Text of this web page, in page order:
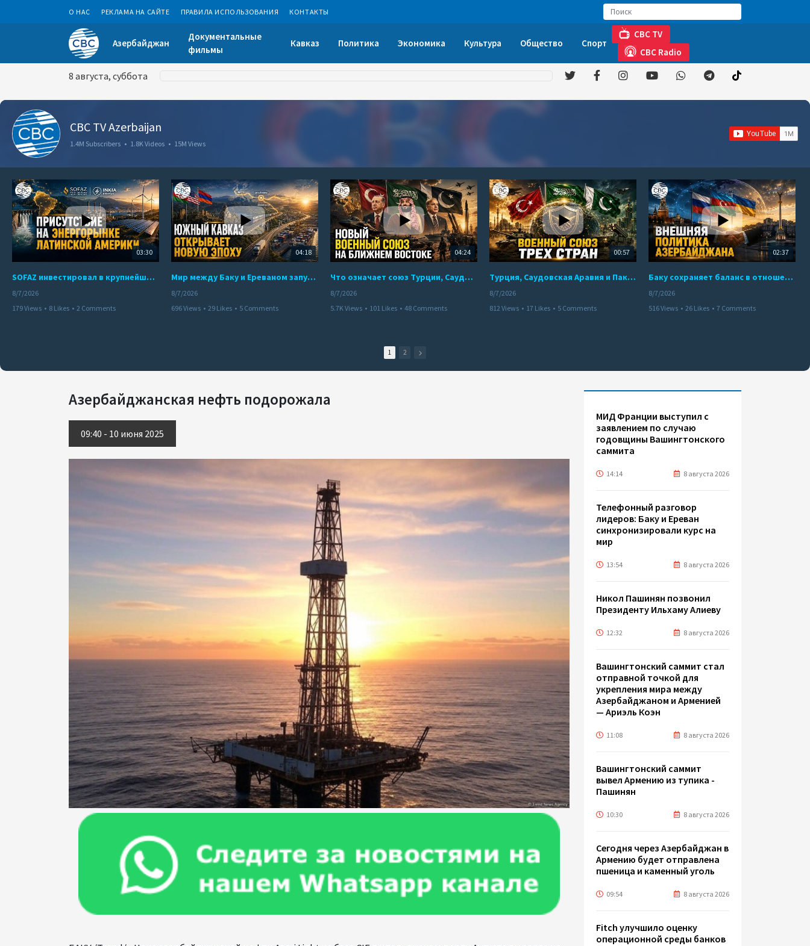
О НАС РЕКЛАМА НА САЙТЕ ПРАВИЛА ИСПОЛЬЗОВАНИЯ КОНТАКТЫ
Азербайджан
Документальные
фильмы
Кавказ Политика Экономика Культура Общество Спорт
CBC TV
CBC Radio
8 августа, суббота
CBC TV Azerbaijan
1.4M Subscribers • 1.8K Videos • 15M Views
03:30
SOFAZ инвестировал в крупнейшего независимого производителя электроэнергии Перу
8/7/2026
179 Views • 8 Likes • 2 Comments
04:18
Мир между Баку и Ереваном запускает крупные логистические проекты
8/7/2026
696 Views • 29 Likes • 5 Comments
04:24
Что означает союз Турции, Саудовской Аравии и Пакистана?
8/7/2026
5.7K Views • 101 Likes • 48 Comments
00:57
Турция, Саудовская Аравия и Пакистан подписали соглашение о совместной обороне
8/7/2026
812 Views • 17 Likes • 5 Comments
02:37
Баку сохраняет баланс в отношениях с Москвой и Киевом
8/7/2026
516 Views • 26 Likes • 7 Comments
1 2
Азербайджанская нефть подорожала
09:40 - 10 июня 2025
МИД Франции выступил с
заявлением по случаю
годовщины Вашингтонского
саммита
14:14 8 августа 2026
Телефонный разговор
лидеров: Баку и Ереван
синхронизировали курс на
мир
13:54 8 августа 2026
Никол Пашинян позвонил
Президенту Ильхаму Алиеву
12:32 8 августа 2026
Вашингтонский саммит стал
отправной точкой для
укрепления мира между
Азербайджаном и Арменией
— Ариэль Коэн
11:08 8 августа 2026
Вашингтонский саммит
вывел Армению из тупика -
Пашинян
10:30 8 августа 2026
Сегодня через Азербайджан в
Армению будет отправлена
пшеница и каменный уголь
09:54 8 августа 2026
Fitch улучшило оценку
операционной среды банков